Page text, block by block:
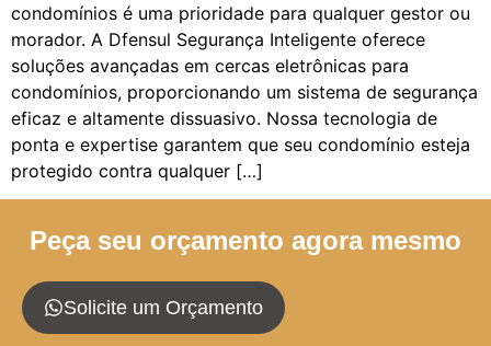
condomínios é uma prioridade para qualquer gestor ou
morador. A Dfensul Segurança Inteligente oferece
soluções avançadas em cercas eletrônicas para
condomínios, proporcionando um sistema de segurança
eficaz e altamente dissuasivo. Nossa tecnologia de
ponta e expertise garantem que seu condomínio esteja
protegido contra qualquer […]
Peça seu orçamento agora mesmo
Solicite um Orçamento